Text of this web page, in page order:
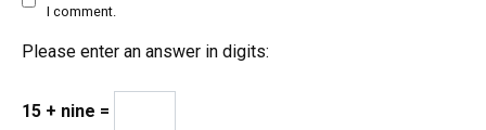
I comment.
Please enter an answer in digits:
15 + nine =